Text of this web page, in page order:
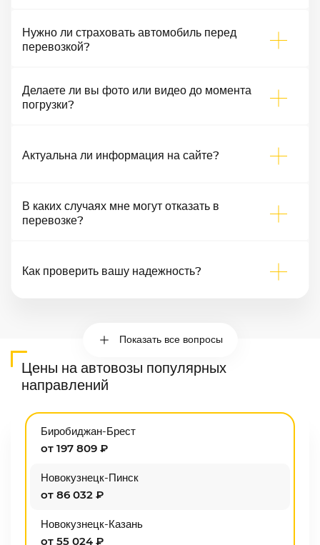
Нужно ли страховать автомобиль перед
перевозкой?
Делаете ли вы фото или видео до момента
погрузки?
Актуальна ли информация на сайте?
В каких случаях мне могут отказать в
перевозке?
Как проверить вашу надежность?
Показать все вопросы
Цены на автовозы популярных
направлений
Биробиджан-Брест
от 197 809 ₽
Новокузнецк-Пинск
от 86 032 ₽
Новокузнецк-Казань
от 55 024 ₽